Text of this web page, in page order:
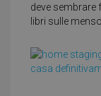
deve sembrare
libri sulle